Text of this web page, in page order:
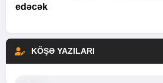
edəcək
KÖŞƏ YAZILARI